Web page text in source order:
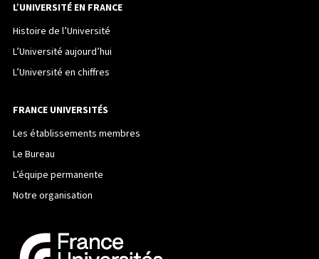
L’UNIVERSITÉ EN FRANCE
Histoire de l’Université
L’Université aujourd’hui
L’Université en chiffres
FRANCE UNIVERSITÉS
Les établissements membres
Le Bureau
L’équipe permanente
Notre organisation